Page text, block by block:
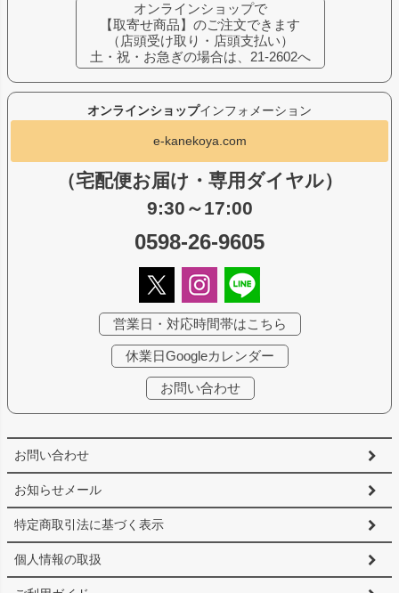
お問い合わせ
お知らせメール
特定商取引法に基づく表示
個人情報の取扱
オンラインショップインフォメーション
e-kanekoya.com
（宅配便お届け・専用ダイヤル）
9:30～17:00
0598-26-9605
営業日・対応時間帯はこちら
休業日Googleカレンダー
お問い合わせ
オンラインショップで
【取寄せ商品】のご注文できます
（店頭受け取り・店頭支払い）
土・祝・お急ぎの場合は、21-2602へ